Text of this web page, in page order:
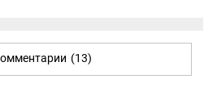
(13)